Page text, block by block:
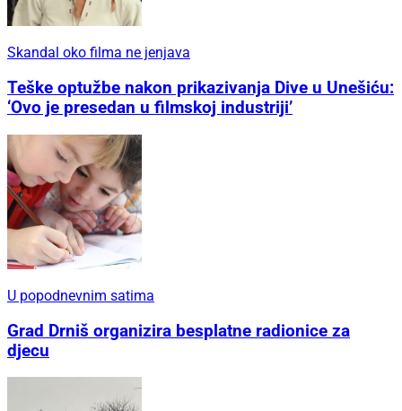
Skandal oko filma ne jenjava
Teške optužbe nakon prikazivanja Dive u Unešiću:
‘Ovo je presedan u filmskoj industriji’
U popodnevnim satima
Grad Drniš organizira besplatne radionice za
djecu